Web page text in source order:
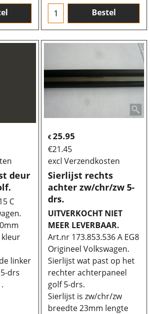
Bestel
deur
C
kleur
linker
drs
€25.95
€21.45
excl Verzendkosten
Sierlijst rechts
achter zw/chr/zw 5-
drs.
UITVERKOCHT NIET
MEER LEVERBAAR.
Art.nr 173.853.536 A EG8
Origineel Volkswagen.
Sierlijst wat past op het
rechter achterpaneel
golf 5-drs.
Sierlijst is zw/chr/zw
breedte 23mm lengte